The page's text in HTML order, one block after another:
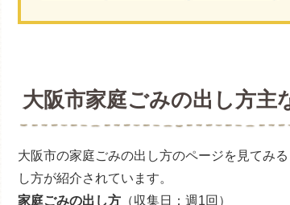
大阪市家庭ごみの出し方主
大阪市の家庭ごみの出し方のページを見てみ
し方が紹介されています。
家庭ごみの出し方 （収集日：週1回）